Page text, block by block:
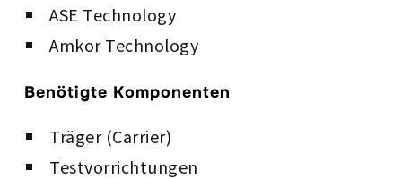
ASE Technology
Amkor Technology
Benötigte Komponenten
Träger (Carrier)
Testvorrichtungen